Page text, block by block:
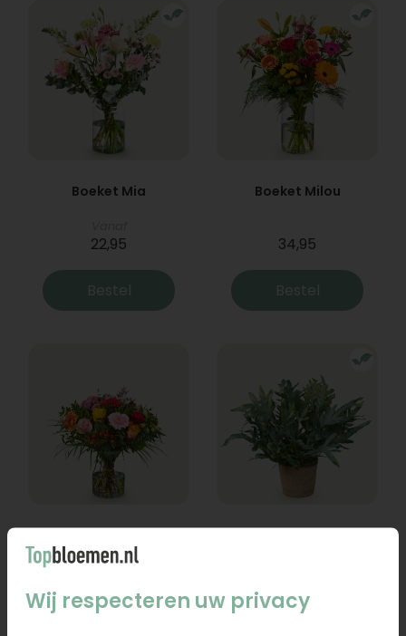
Boeket Mia
22,95
Bestel
Boeket Milou
34,95
Bestel
Wij respecteren uw privacy